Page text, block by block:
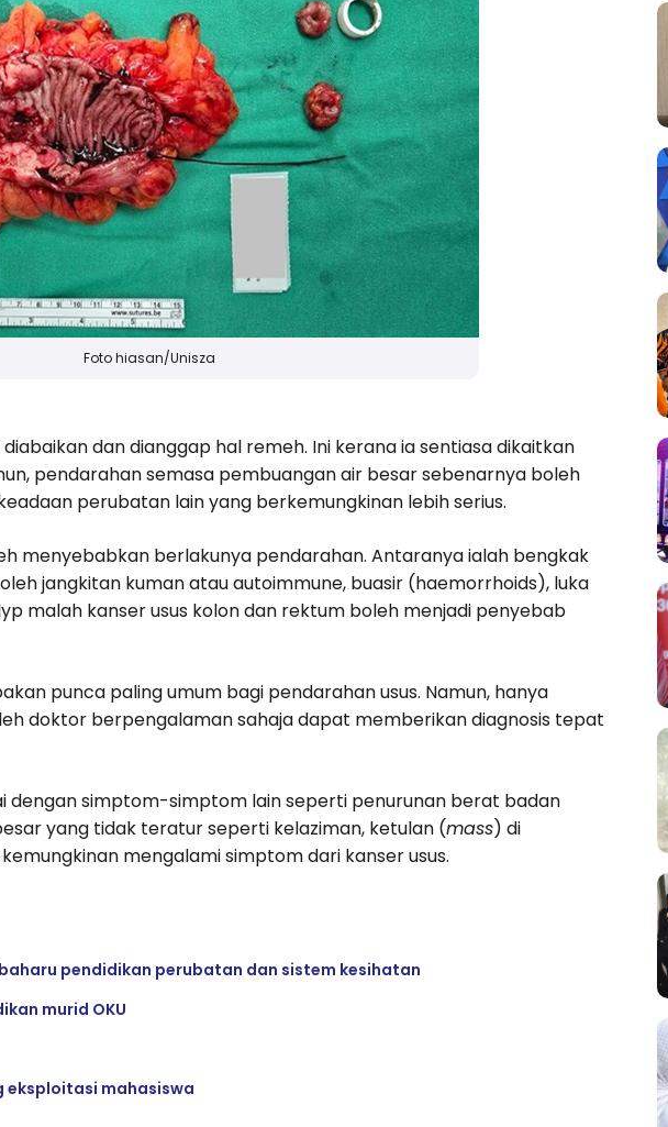
Foto hiasan/Unisza
dan dianggap hal remeh. Ini kerana ia sentiasa dikaitkan
pendarahan semasa pembuangan air besar sebenarnya boleh
perubatan lain yang berkemungkinan lebih serius.
menyebabkan berlakunya pendarahan. Antaranya ialah bengkak
jangkitan kuman atau autoimmune, buasir (haemorrhoids), luka
malah kanser usus kolon dan rektum boleh menjadi penyebab
punca paling umum bagi pendarahan usus. Namun, hanya
doktor berpengalaman sahaja dapat memberikan diagnosis tepat
dengan simptom-simptom lain seperti penurunan berat badan
yang tidak teratur seperti kelaziman, ketulan (mass) di
mengalami simptom dari kanser usus.
baharu pendidikan perubatan dan sistem kesihatan
murid OKU
eksploitasi mahasiswa